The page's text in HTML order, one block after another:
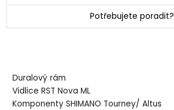
Potřebujete poradit?
Duralový rám
Vidlice RST Nova ML
Komponenty SHIMANO Tourney/ Altus